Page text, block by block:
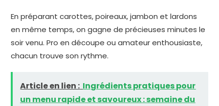
En préparant carottes, poireaux, jambon et lardons
en même temps, on gagne de précieuses minutes le
soir venu. Pro en découpe ou amateur enthousiaste,
chacun trouve son rythme.
Article en lien : Ingrédients pratiques pour
un menu rapide et savoureux : semaine du